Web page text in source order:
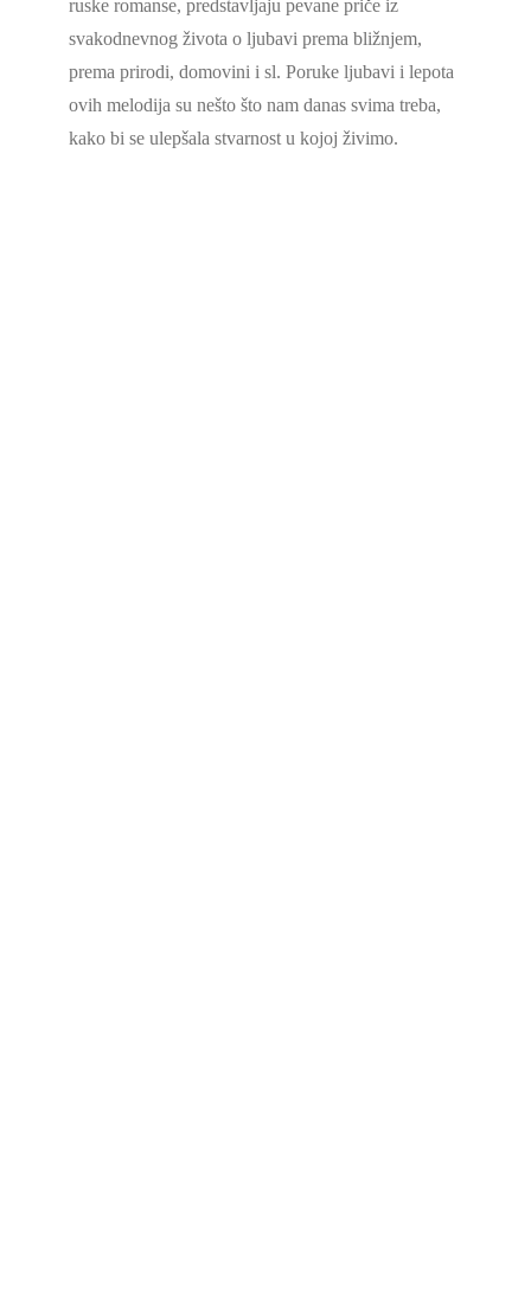
ruske romanse, predstavljaju pevane priče iz
svakodnevnog života o ljubavi prema bližnjem,
prema prirodi, domovini i sl. Poruke ljubavi i lepota
ovih melodija su nešto što nam danas svima treba,
kako bi se ulepšala stvarnost u kojoj živimo.